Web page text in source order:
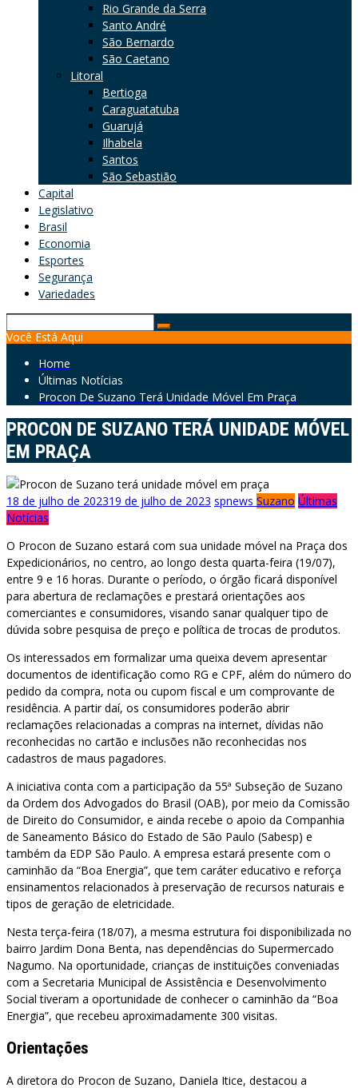
Rio Grande da Serra
Santo André
São Bernardo
São Caetano
Litoral
Bertioga
Caraguatatuba
Guarujá
Ilhabela
Santos
São Sebastião
Capital
Legislativo
Brasil
Economia
Esportes
Segurança
Variedades
for:
Você Está Aqui
Home
Últimas Notícias
Procon De Suzano Terá Unidade Móvel Em Praça
PROCON DE SUZANO TERÁ UNIDADE MÓVEL
EM PRAÇA
18 de julho de 202319 de julho de 2023 spnews Suzano Últimas
Notícias
O Procon de Suzano estará com sua unidade móvel na Praça dos
Expedicionários, no centro, ao longo desta quarta-feira (19/07),
entre 9 e 16 horas. Durante o período, o órgão ficará disponível
para abertura de reclamações e prestará orientações aos
comerciantes e consumidores, visando sanar qualquer tipo de
dúvida sobre pesquisa de preço e política de trocas de produtos.
Os interessados em formalizar uma queixa devem apresentar
documentos de identificação como RG e CPF, além do número do
pedido da compra, nota ou cupom fiscal e um comprovante de
residência. A partir daí, os consumidores poderão abrir
reclamações relacionadas a compras na internet, dívidas não
reconhecidas no cartão e inclusões não reconhecidas nos
cadastros de maus pagadores.
A iniciativa conta com a participação da 55ª Subseção de Suzano
da Ordem dos Advogados do Brasil (OAB), por meio da Comissão
de Direito do Consumidor, e ainda recebe o apoio da Companhia
de Saneamento Básico do Estado de São Paulo (Sabesp) e
também da EDP São Paulo. A empresa estará presente com o
caminhão da “Boa Energia”, que tem caráter educativo e reforça
ensinamentos relacionados à preservação de recursos naturais e
tipos de geração de eletricidade.
Nesta terça-feira (18/07), a mesma estrutura foi disponibilizada no
bairro Jardim Dona Benta, nas dependências do Supermercado
Nagumo. Na oportunidade, crianças de instituições conveniadas
com a Secretaria Municipal de Assistência e Desenvolvimento
Social tiveram a oportunidade de conhecer o caminhão da “Boa
Energia”, que recebeu aproximadamente 300 visitas.
Orientações
A diretora do Procon de Suzano, Daniela Itice, destacou a